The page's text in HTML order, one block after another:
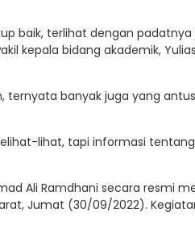
baik, terlihat dengan
kepala bidang akademik,
ternyata banyak juga yang
lihat, tapi informasi tentang
Ali Ramdhani secara resmi
Jumat (30/09/2022).